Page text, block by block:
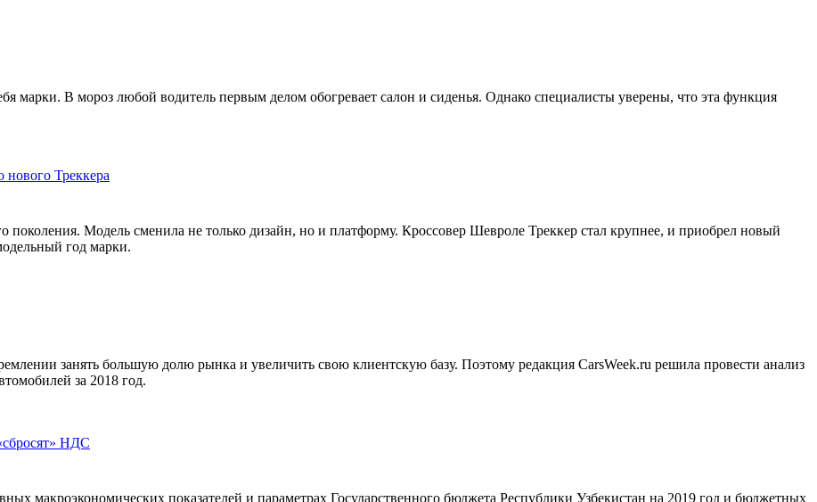
марки. В мороз любой водитель первым делом обогревает салон и сиденья. Однако специалисты уверены, что эта функция
Треккера
поколения. Модель сменила не только дизайн, но и платформу. Кроссовер Шевроле Треккер стал крупнее, и приобрел новый
год марки.
занять большую долю рынка и увеличить свою клиентскую базу. Поэтому редакция CarsWeek.ru решила провести анализ
за 2018 год.
НДС
макроэкономических показателей и параметрах Государственного бюджета Республики Узбекистан на 2019 год и бюджетных